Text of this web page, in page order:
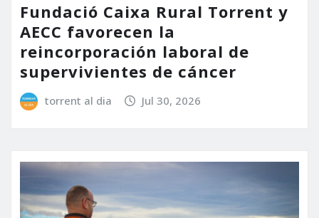
Fundació Caixa Rural Torrent y
AECC favorecen la
reincorporación laboral de
supervivientes de cáncer
torrent al dia Jul 30, 2026